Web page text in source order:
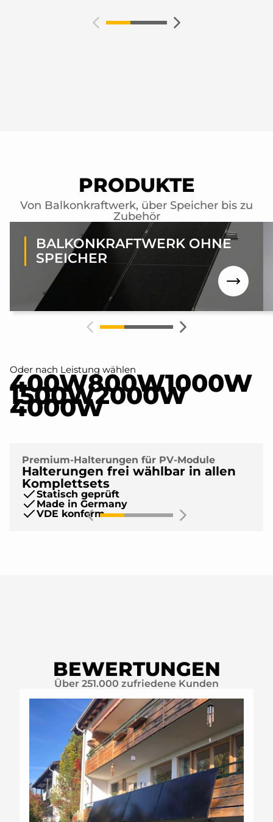
PRODUKTE
Von Balkonkraftwerk, über Speicher bis zu
Zubehör
BALKONKRAFTWERK OHNE
SPEICHER
Oder nach Leistung wählen
400W800W1000W
1500W2000W
4000W
Premium-Halterungen für PV-Module
Halterungen frei wählbar in allen
Komplettsets
Statisch geprüft
Made in Germany
VDE konform
BEWERTUNGEN
Über 251.000 zufriedene Kunden